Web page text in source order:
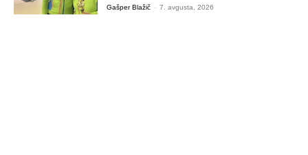
Gašper Blažič - 7. avgusta, 2026